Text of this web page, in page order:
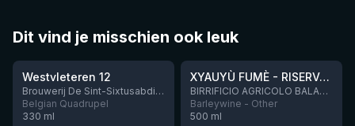
Dit vind je misschien ook leuk
★4.46
Westvleteren 12
Brouwerij De Sint-Sixtusabdij van Westvleteren
Belgian Quadrupel
330 ml
★4.48
XYAUYÙ FUMÈ - RISERVA 2019
BIRRIFICIO AGRICOLO BALADIN - Baladin Indipendente Italian Farm Brewery
Barleywine - Other
500 ml